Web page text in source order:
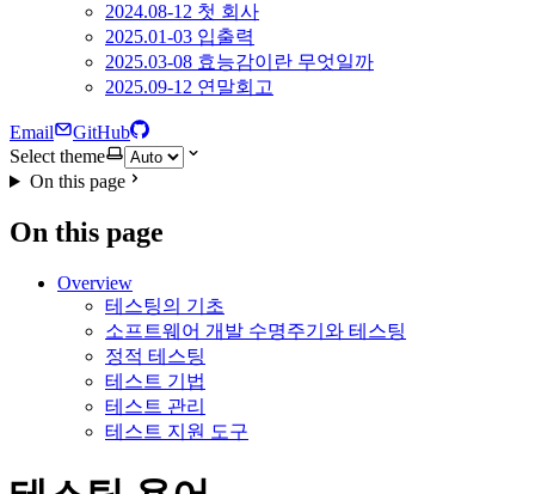
2024.08-12 첫 회사
2025.01-03 입출력
2025.03-08 효능감이란 무엇일까
2025.09-12 연말회고
Email
GitHub
Select theme
On this page
On this page
Overview
테스팅의 기초
소프트웨어 개발 수명주기와 테스팅
정적 테스팅
테스트 기법
테스트 관리
테스트 지원 도구